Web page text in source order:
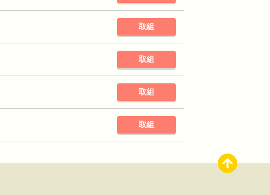
取組
取組
取組
取組